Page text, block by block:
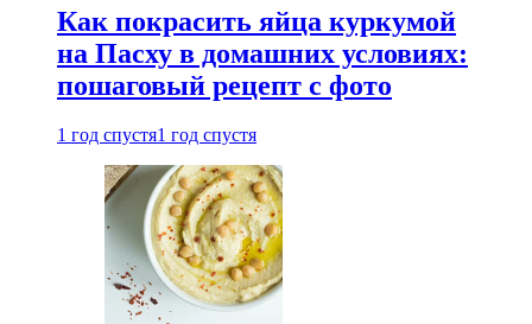
Как покрасить яйца куркумой
на Пасху в домашних условиях:
пошаговый рецепт с фото
1 год спустя1 год спустя